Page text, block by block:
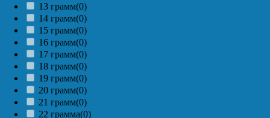
13 грамм(0)
14 грамм(0)
15 грамм(0)
16 грамм(0)
17 грамм(0)
18 грамм(0)
19 грамм(0)
20 грамм(0)
21 грамм(0)
22 грамма(0)